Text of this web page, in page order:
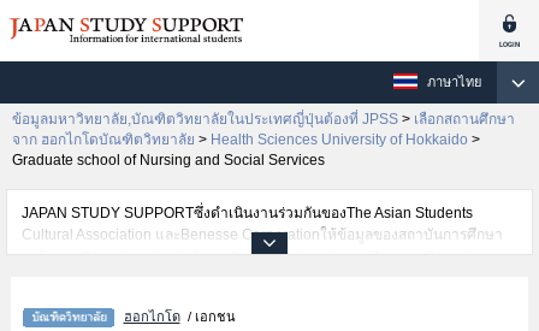
ภาษาไทย
ข้อมูลมหาวิทยาลัย,บัณฑิตวิทยาลัยในประเทศญี่ปุ่นต้องที่ JPSS > เลือกสถานศึกษา
จาก ฮอกไกโดบัณฑิตวิทยาลัย > Health Sciences University of Hokkaido >
Graduate school of Nursing and Social Services
JAPAN STUDY SUPPORTซึ่งดำเนินงานร่วมกันของThe Asian Students
Cultural Association และBenesse Corporationให้ข้อมูลของสถาบันการศึกษา
ระดับมหาวิทยาลัย・บัณฑิตวิทยาลัย・วิทยาลัยระดับอนุปริญญา・วิทยาลัย
สำหรับนักศึกษาต่างชาติเช่นGraduate school of Pharmacetical
ฮอกไกโด/ เอกชน